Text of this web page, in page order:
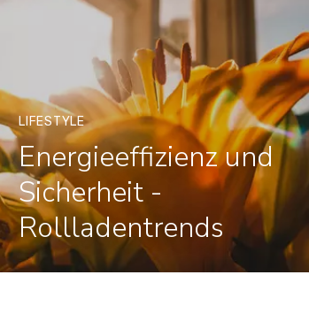
LIFESTYLE
Energieeffizienz und
Sicherheit -
Rollladentrends